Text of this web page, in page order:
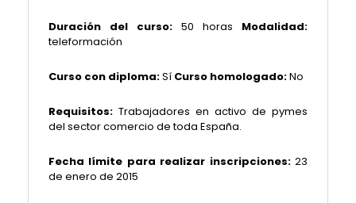
Duración del curso: 50 horas Modalidad:
teleformación
Curso con diploma:Sí Curso homologado:No
Requisitos: Trabajadores en activo de pymes
del sector comercio de toda España.
Fecha límite para realizar inscripciones:23
de enero de 2015